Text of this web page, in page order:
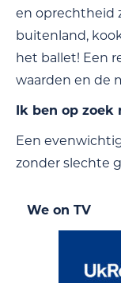
en oprechtheid
buitenland,
het ballet! Een
waarden en de
Ik ben op zoek
Een
zonder slechte
We on TV